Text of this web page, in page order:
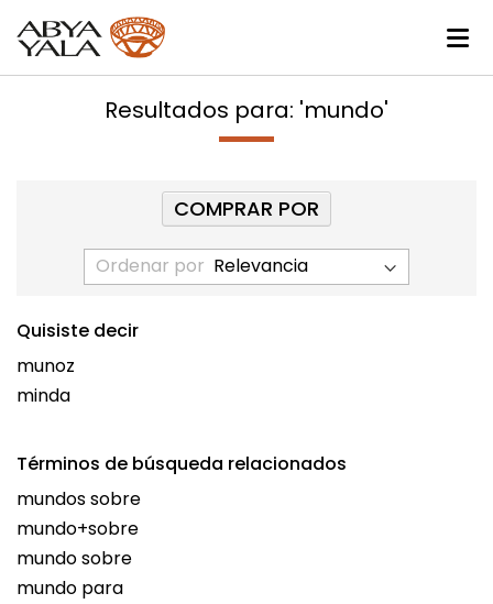
Resultados para: 'mundo'
Ordenar por
Quisiste decir
munoz
minda
Términos de búsqueda relacionados
mundos sobre
mundo+sobre
mundo sobre
mundo para
COMPRAR POR